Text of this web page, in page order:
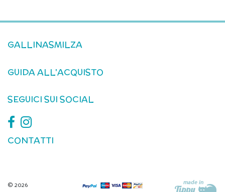
GALLINASMILZA
GUIDA ALL'ACQUISTO
SEGUICI SUI SOCIAL
CONTATTI
© 2026